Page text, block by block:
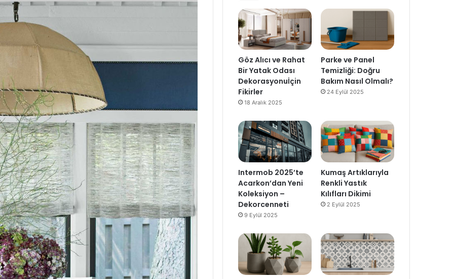
Göz Alıcı ve Rahat
Bir Yatak Odası
Dekorasyonuİçin
Fikirler
18 Aralık 2025
Parke ve Panel
Temizliği: Doğru
Bakım Nasıl Olmalı?
24 Eylül 2025
Intermob 2025’te
Acarkon’dan Yeni
Koleksiyon –
Dekorcenneti
9 Eylül 2025
Kumaş Artıklarıyla
Renkli Yastık
Kılıfları Dikimi
2 Eylül 2025